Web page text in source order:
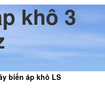
khô 3
biến áp khô LS